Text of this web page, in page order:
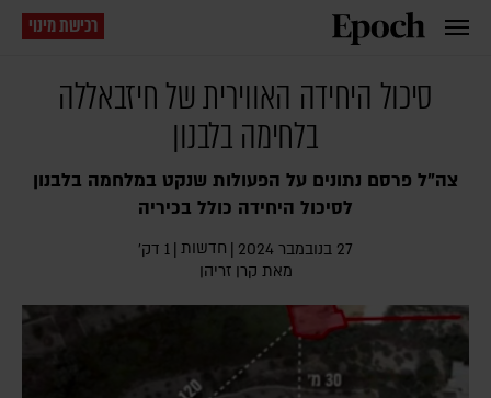
רכישת מינוי
סיכול היחידה האווירית של חיזבאללה
בלחימה בלבנון
צה"ל פרסם נתונים על הפעולות שנקט במלחמה בלבנון
לסיכול היחידה כולל בכיריה
27 בנובמבר 2024 | חדשות | 1 דק׳
מאת קרן זריהן